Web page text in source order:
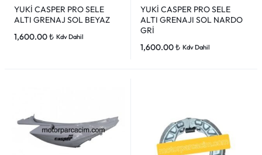
YUKİ CASPER PRO SELE
ALTI GRENAJ SOL BEYAZ
1,600.00₺ Kdv Dahil
YUKİ CASPER PRO SELE
ALTI GRENAJI SOL NARDO
GRİ
1,600.00₺ Kdv Dahil